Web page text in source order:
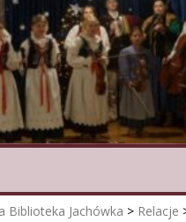
Biblioteka Jachówka > Relacje